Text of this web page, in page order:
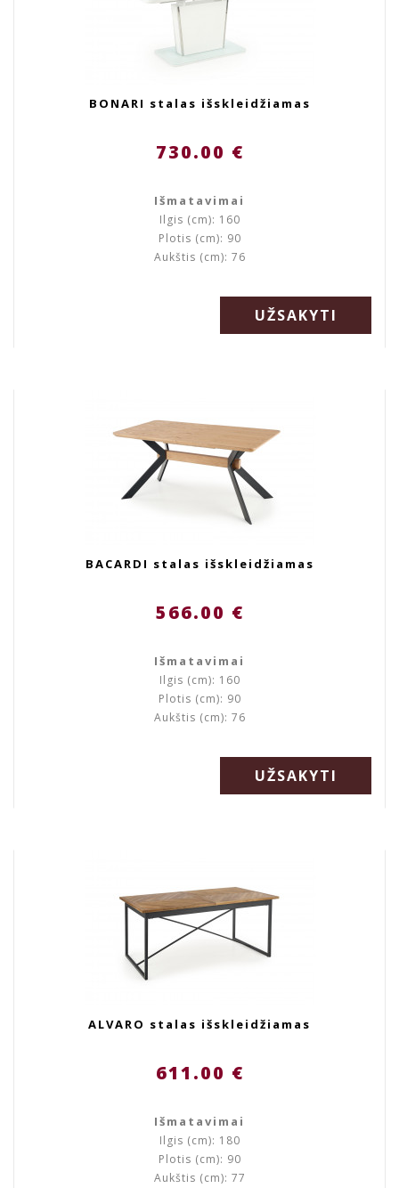
BONARI stalas išskleidžiamas
730.00 €
Išmatavimai
Ilgis (cm): 160
Plotis (cm): 90
Aukštis (cm): 76
UŽSAKYTI
BACARDI stalas išskleidžiamas
566.00 €
Išmatavimai
Ilgis (cm): 160
Plotis (cm): 90
Aukštis (cm): 76
UŽSAKYTI
ALVARO stalas išskleidžiamas
611.00 €
Išmatavimai
Ilgis (cm): 180
Plotis (cm): 90
Aukštis (cm): 77